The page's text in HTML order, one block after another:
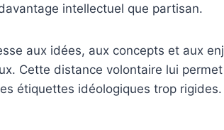
intellectuel que partisan.
aux idées, aux concepts et aux
Cette distance volontaire lui
étiquettes idéologiques trop rigides.